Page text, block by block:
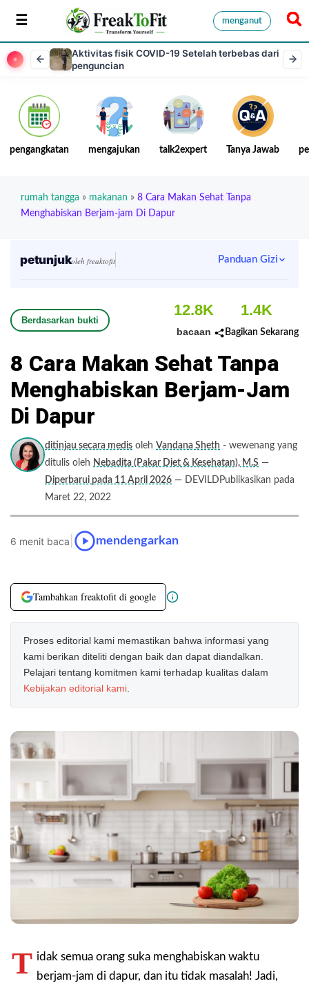
menganut
Aktivitas fisik COVID-19 Setelah terbebas dari
penguncian
pengangkatan mengajukan talk2expert Tanya Jawab
rumah tangga » makanan » 8 Cara Makan Sehat Tanpa
Menghabiskan Berjam-jam Di Dapur
petunjukoleh freaktofit Panduan Gizi
Berdasarkan bukti
12.8K
bacaan
1.4K
Bagikan Sekarang
8 Cara Makan Sehat Tanpa
Menghabiskan Berjam-Jam
Di Dapur
ditinjau secara medis oleh Vandana Sheth - wewenang yang
ditulis oleh Nebadita (Pakar Diet & Kesehatan), M.S —
Diperbarui pada 11 April 2026 — DEVILDPublikasikan pada
Maret 22, 2022
6 menit baca mendengarkan
Tambahkan freaktofit di google
Proses editorial kami memastikan bahwa informasi yang
kami berikan diteliti dengan baik dan dapat diandalkan.
Pelajari tentang komitmen kami terhadap kualitas dalam
Kebijakan editorial kami
T idak semua orang suka menghabiskan waktu
berjam-jam di dapur, dan itu tidak masalah! Jadi,